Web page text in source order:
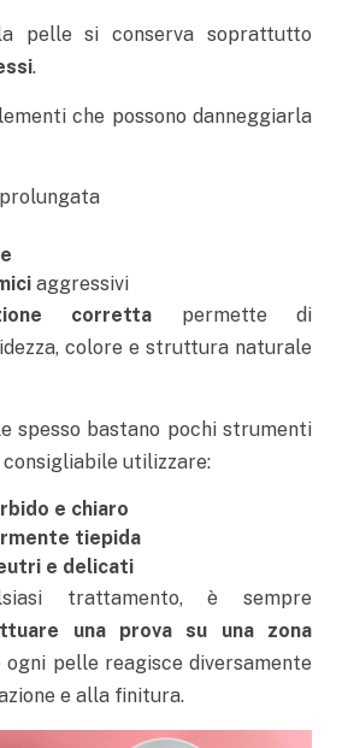
pelle si conserva soprattutto
.
che possono danneggiarla
prolungata
aggressivi
corretta permette di
colore e struttura naturale
spesso bastano pochi strumenti
consigliabile utilizzare:
e chiaro
tiepida
e delicati
trattamento, è sempre
una prova su una zona
ogni pelle reagisce diversamente
e alla finitura.